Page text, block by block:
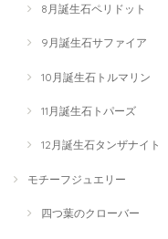
8月誕生石ペリドット
9月誕生石サファイア
10月誕生石トルマリン
11月誕生石トパーズ
12月誕生石タンザナイト
モチーフジュエリー
四つ葉のクローバー